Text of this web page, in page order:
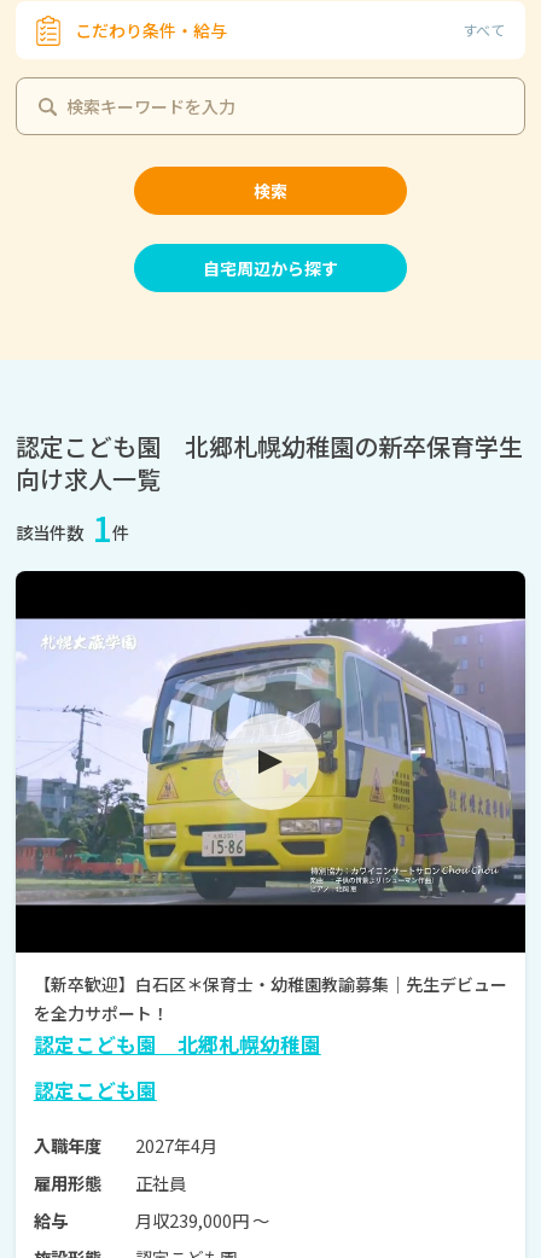
こだわり条件・給与 すべて
検索
自宅周辺から探す
認定こども園 北郷札幌幼稚園の新卒保育学生
向け求人一覧
該当件数 1件
【新卒歓迎】白石区＊保育士・幼稚園教諭募集｜先生デビュー
を全力サポート！
認定こども園 北郷札幌幼稚園
認定こども園
入職年度
2027年4月
雇用形態
正社員
給与
月収239,000円 〜